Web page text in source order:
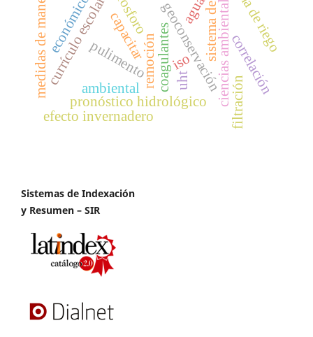
coagulantes
pulimentoremoción
fosforo
pronóstico hidrológico
currículo escolar ciencias ambientales
geoconservación
efecto invernadero
medidas de manejo correlación
ambiental filtración
agua
capacitar
económico
iso
uht
Sistemas de Indexación
y Resumen – SIR